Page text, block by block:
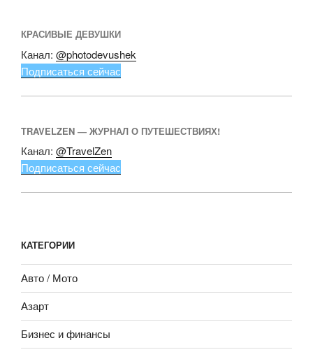
КРАСИВЫЕ ДЕВУШКИ
Канал: @photodevushek
Подписаться сейчас
TRAVELZEN — ЖУРНАЛ О ПУТЕШЕСТВИЯХ!
Канал: @TravelZen
Подписаться сейчас
КАТЕГОРИИ
Авто / Мото
Азарт
Бизнес и финансы